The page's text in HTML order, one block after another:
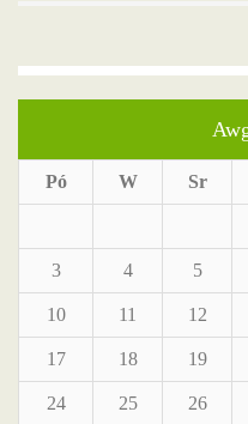
Pó W Sr
3 4 5
10 11 12
17 18 19
24 25 26